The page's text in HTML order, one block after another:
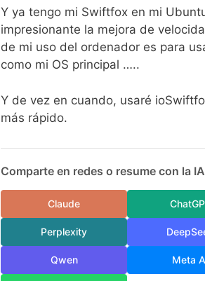
Y ya tengo mi Swiftfox en mi
impresionante la mejora de
de mi uso del ordenador es para
como mi OS principal …..
Y de vez en cuando, usaré
más rápido.
Comparte en redes o resume con la IA
Claude
Perplexity
Qwen Meta